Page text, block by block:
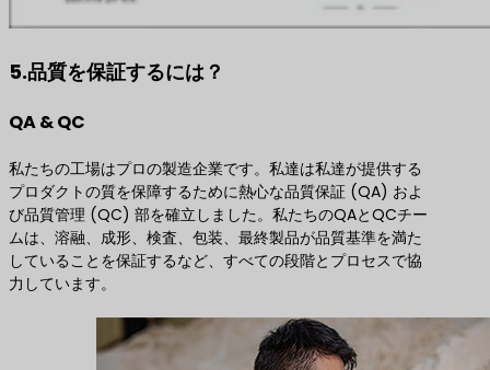
5.品質を保証するには？
QA & QC
私たちの工場はプロの製造企業です。私達は私達が提供する
プロダクトの質を保障するために熱心な品質保証 (QA) およ
び品質管理 (QC) 部を確立しました。私たちのQAとQCチー
ムは、溶融、成形、検査、包装、最終製品が品質基準を満た
していることを保証するなど、すべての段階とプロセスで協
力しています。